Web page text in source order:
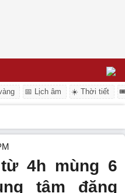
📅 Lịch âm ☀️ Thời tiết
4h mùng 6
tâm đăng